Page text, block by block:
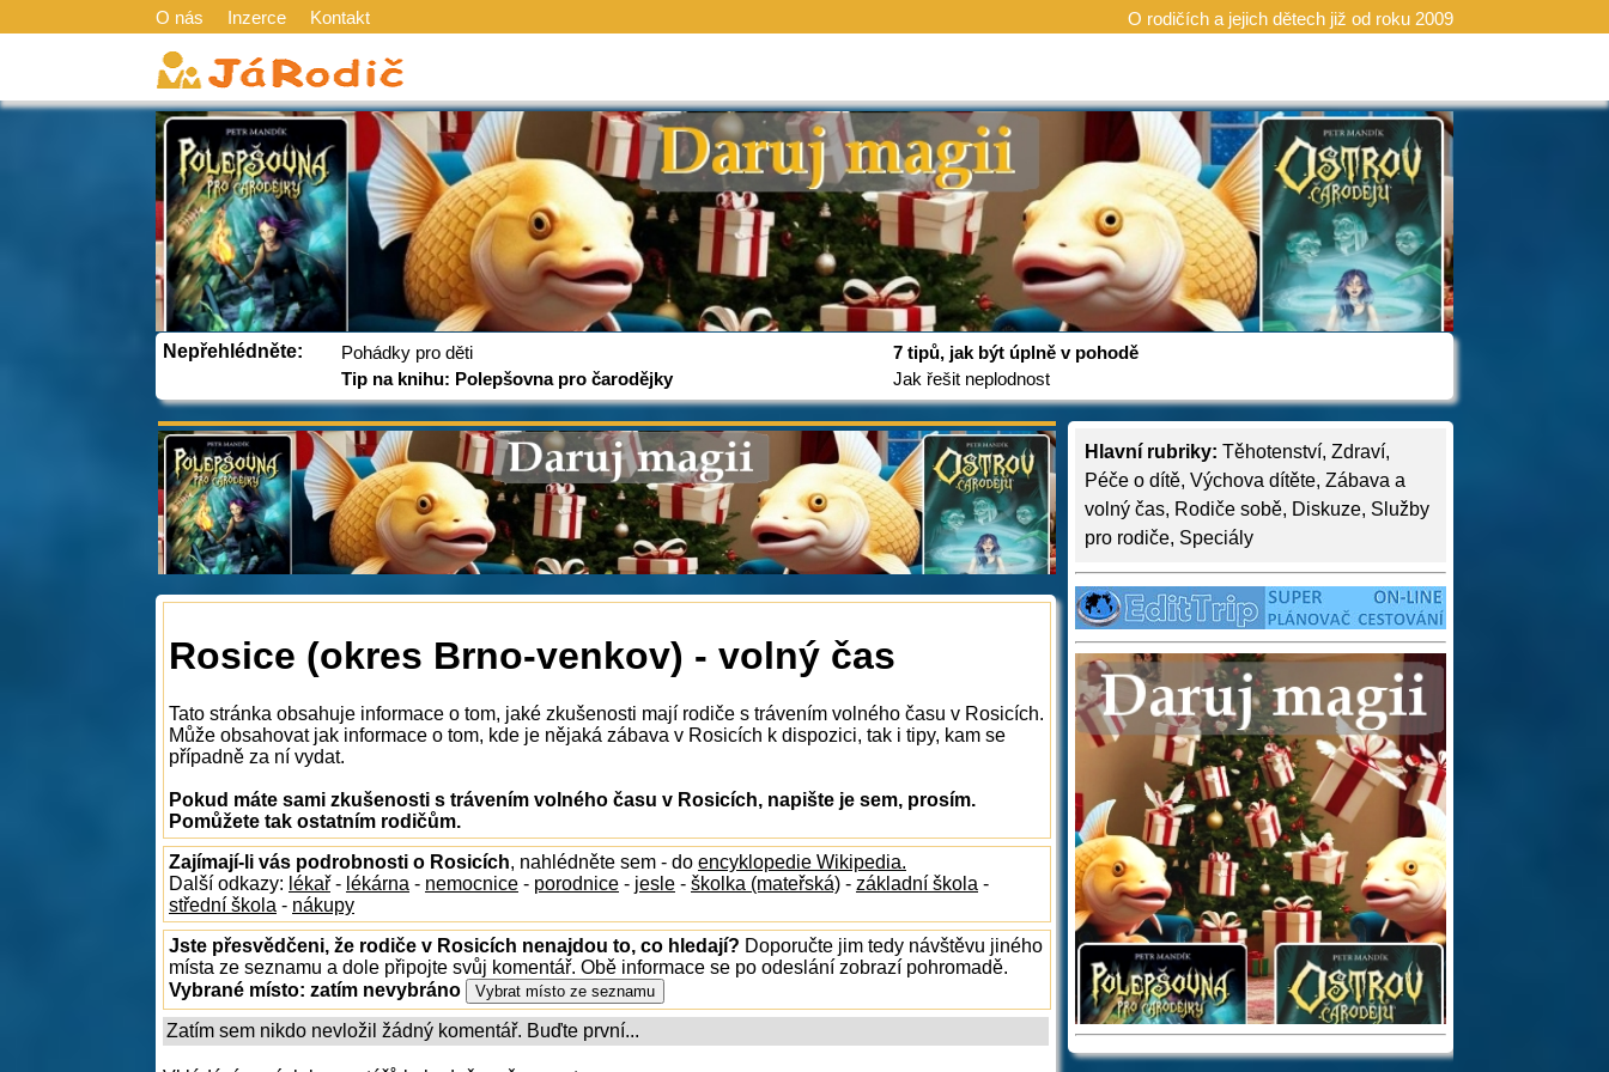
O nás Inzerce Kontakt O rodičích a jejich dětech již od roku 2009
Nepřehlédněte:
Pohádky pro děti
Tip na knihu: Polepšovna pro čarodějky
7 tipů, jak být úplně v pohodě
Jak řešit neplodnost
Hlavní rubriky: Těhotenství, Zdraví,
Péče o dítě, Výchova dítěte, Zábava a
volný čas, Rodiče sobě, Diskuze, Služby
pro rodiče, Speciály
Rosice (okres Brno-venkov) - volný čas
Tato stránka obsahuje informace o tom, jaké zkušenosti mají rodiče s trávením volného času v Rosicích.
Může obsahovat jak informace o tom, kde je nějaká zábava v Rosicích k dispozici, tak i tipy, kam se
případně za ní vydat.
Pokud máte sami zkušenosti s trávením volného času v Rosicích, napište je sem, prosím.
Pomůžete tak ostatním rodičům.
Zajímají-li vás podrobnosti o Rosicích, nahlédněte sem - do encyklopedie Wikipedia.
Další odkazy: lékař - lékárna - nemocnice - porodnice - jesle - školka (mateřská) - základní škola -
střední škola - nákupy
Jste přesvědčeni, že rodiče v Rosicích nenajdou to, co hledají? Doporučte jim tedy návštěvu jiného
místa ze seznamu a dole připojte svůj komentář. Obě informace se po odeslání zobrazí pohromadě.
Vybrané místo: zatím nevybráno
Zatím sem nikdo nevložil žádný komentář. Buďte první...